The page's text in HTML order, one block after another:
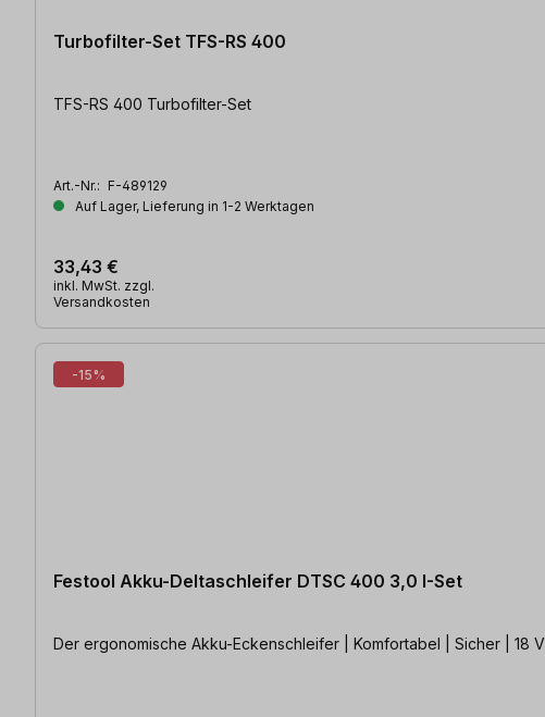
Turbofilter-Set TFS-RS 400
TFS-RS 400 Turbofilter-Set
Art.-Nr.: F-489129
Auf Lager, Lieferung in 1-2 Werktagen
33,43 €
inkl. MwSt. zzgl.
Versandkosten
-15%
Festool Akku-Deltaschleifer DTSC 400 3,0 I-Set
Der ergonomische Akku-Eckenschleifer | Komfortabel | Sicher | 18 V